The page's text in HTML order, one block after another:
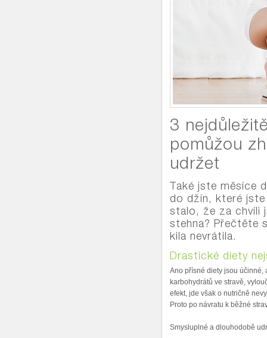
3
pomůžou
udržet
Také jste měsíce
do džín, které jste
stalo, že za chvíli
stehna? Přečtěte
kila nevrátila.
Drastické diety
Ano přísné diety jsou účinné,
karbohydrátů ve stravě,
efekt, jde však o nutričně
Proto po návratu k běžné
Smysluplné a dlouhodobě